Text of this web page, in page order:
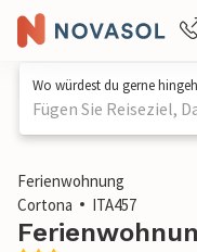
Wo würdest du gerne
Fügen Sie Reiseziel,
1 / 18
Ferienwohnung
Cortona
ITA457